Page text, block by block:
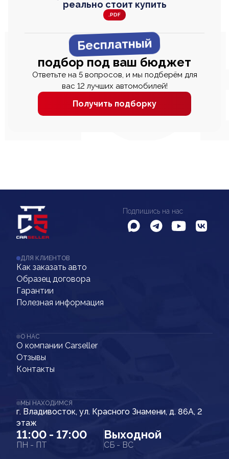
реально стоит купить
.PDF
Бесплатный
подбор под ваш бюджет
Ответьте на 5 вопросов, и мы подберём для
вас 12 лучших автомобилей!
Получить подборку
Подпишись на нас
ДЛЯ КЛИЕНТОВ
Как заказать авто
Образец договора
Гарантии
Полезная информация
О НАС
О компании Carseller
Отзывы
Контакты
МЫ НАХОДИМСЯ
г. Владивосток, ул. Красного Знамени, д. 86А, 2
этаж
11:00 - 17:00
ПН - ПТ
Выходной
СБ - ВС